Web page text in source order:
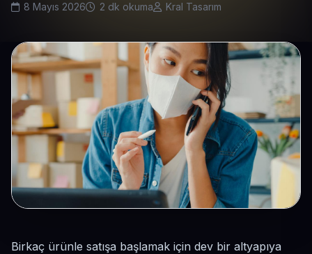
8 Mayıs 2026 2 dk okuma Kral Tasarım
Birkaç ürünle satışa başlamak için dev bir altyapıya